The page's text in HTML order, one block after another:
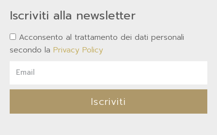
Iscriviti alla newsletter
Acconsento al trattamento dei dati personali
secondo la Privacy Policy
Iscriviti